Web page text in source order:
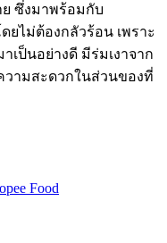
ซึ่งมาพร้อมกับ
ยไม่ต้องกลัวร้อน เพราะ
เป็นอย่างดี มีร่มเงาจาก
ามสะดวกในส่วนของที่